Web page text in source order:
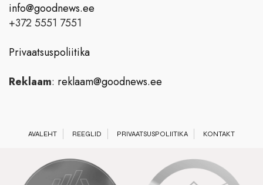
info@goodnews.ee
+372 5551 7551
Privaatsuspoliitika
Reklaam: reklaam@goodnews.ee
AVALEHT REEGLID PRIVAATSUSPOLIITIKA KONTAKT